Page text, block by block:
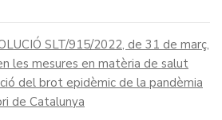
SLT/915/2022, de 31 de març,
les mesures en matèria de salut
del brot epidèmic de la pandèmia
de Catalunya